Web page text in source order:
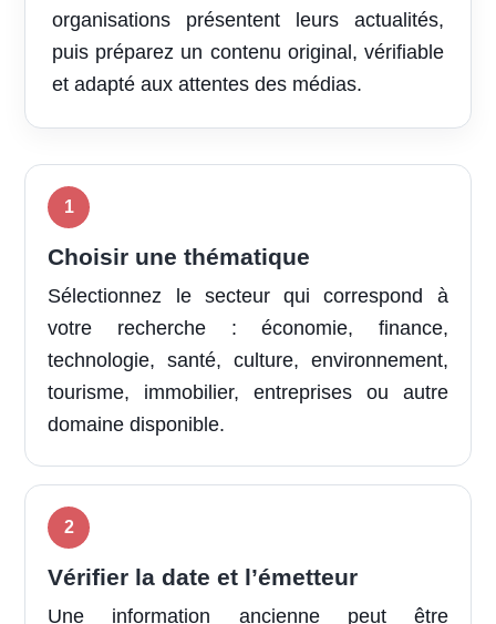
organisations présentent leurs actualités,
puis préparez un contenu original, vérifiable
et adapté aux attentes des médias.
Choisir une thématique
Sélectionnez le secteur qui correspond à
votre recherche : économie, finance,
technologie, santé, culture, environnement,
tourisme, immobilier, entreprises ou autre
domaine disponible.
Vérifier la date et l’émetteur
Une information ancienne peut être